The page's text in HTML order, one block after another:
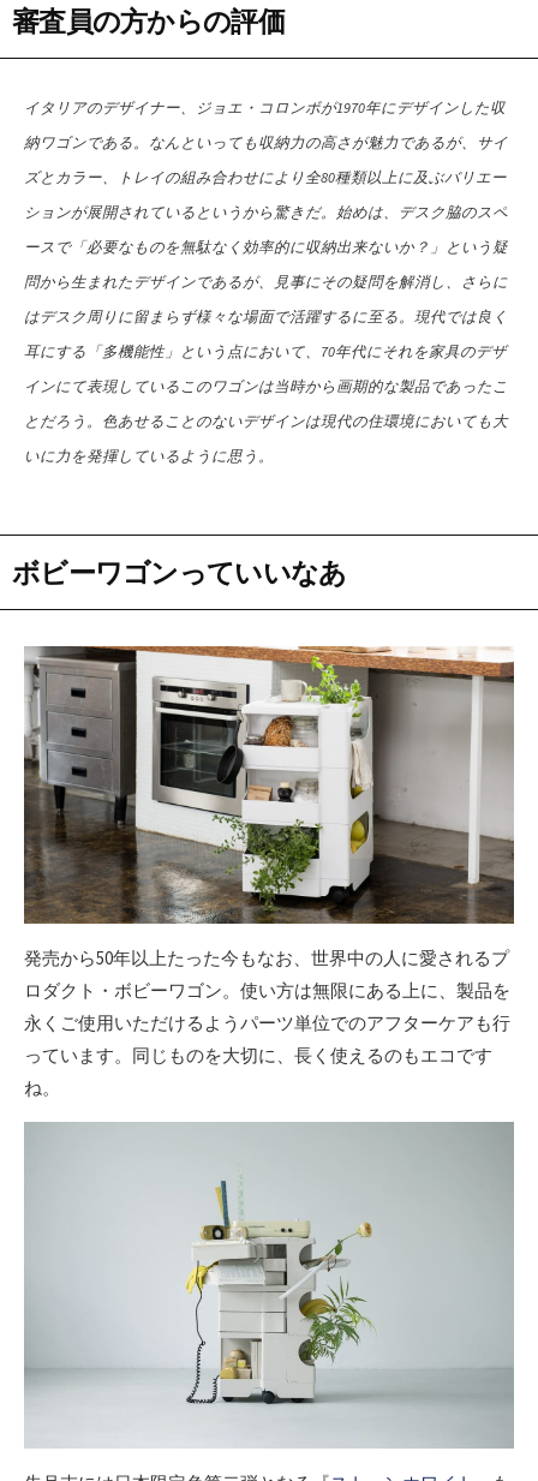
審査員の方からの評価
イタリアのデザイナー、ジョエ・コロンボが1970年にデザインした収
納ワゴンである。なんといっても収納力の高さが魅力であるが、サイ
ズとカラー、トレイの組み合わせにより全80種類以上に及ぶバリエー
ションが展開されているというから驚きだ。始めは、デスク脇のスペ
ースで「必要なものを無駄なく効率的に収納出来ないか？」という疑
問から生まれたデザインであるが、見事にその疑問を解消し、さらに
はデスク周りに留まらず様々な場面で活躍するに至る。現代では良く
耳にする「多機能性」という点において、70年代にそれを家具のデザ
インにて表現しているこのワゴンは当時から画期的な製品であったこ
とだろう。色あせることのないデザインは現代の住環境においても大
いに力を発揮しているように思う。
ボビーワゴンっていいなあ
発売から50年以上たった今もなお、世界中の人に愛されるプ
ロダクト・ボビーワゴン。使い方は無限にある上に、製品を
永くご使用いただけるようパーツ単位でのアフターケアも行
っています。同じものを大切に、長く使えるのもエコです
ね。